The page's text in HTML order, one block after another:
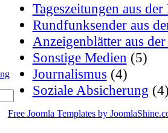
Tageszeitungen aus
Rundfunksender aus
Anzeigenblätter aus
Sonstige Medien (5)
Journalismus (4)
Soziale Absicherung
Free Joomla Templates by